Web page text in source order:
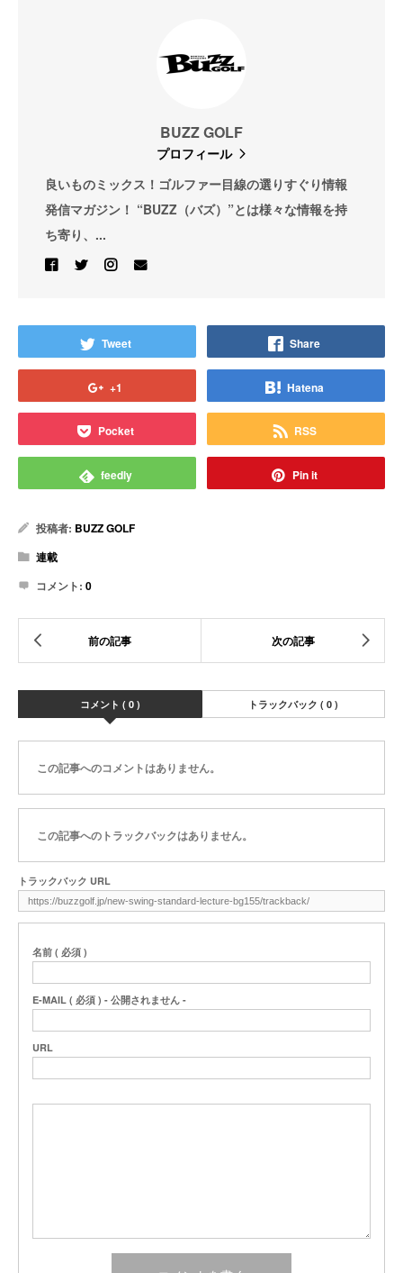
BUZZ GOLF
プロフィール
良いものミックス！ゴルファー目線の選りすぐり情報
発信マガジン！ “BUZZ（バズ）”とは様々な情報を持
ち寄り、...
Tweet Share
+1 Hatena
Pocket RSS
feedly Pin it
投稿者: BUZZ GOLF
連載
コメント: 0
コメント ( 0 ) トラックバック ( 0 )
この記事へのコメントはありません。
この記事へのトラックバックはありません。
トラックバック URL
名前 ( 必須 )
E-MAIL ( 必須 ) - 公開されません -
URL